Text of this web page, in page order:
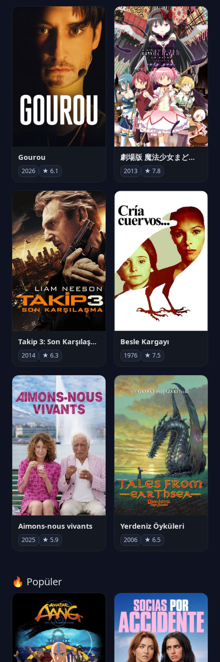
Gourou
2026 ★ 6.1
劇場版 魔法少女まどか☆マギカ[新編]叛逆の物語
2013 ★ 7.8
Takip 3: Son Karşılaşma
2014 ★ 6.3
Besle Kargayı
1976 ★ 7.5
Aimons-nous vivants
2025 ★ 5.9
Yerdeniz Öyküleri
2006 ★ 6.5
🔥 Popüler